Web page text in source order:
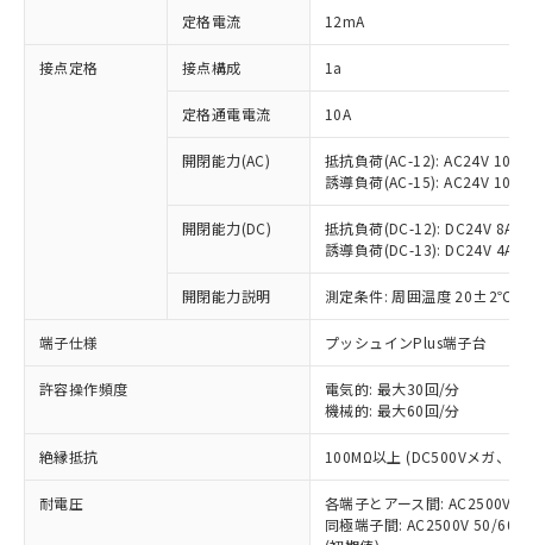
定格電流 12mA
接点定格 接点構成 1a
定格通電電流 10A
開閉能力(AC)
抵抗負荷(AC-12): AC24V 10A/
誘導負荷(AC-15): AC24V
開閉能力(DC)
抵抗負荷(DC-12): DC24V 8A/
誘導負荷(DC-13): DC24V 4A/
開閉能力説明 測定条件: 周囲温度 20±2℃、
端子仕様 プッシュインPlus端子台
許容操作頻度
電気的: 最大30回/分
機械的: 最大60回/分
絶縁抵抗 100MΩ以上 (DC500Vメガ、点
耐電圧
各端子とアース間: AC2500V
同極端子間: AC2500V 50/
ご利用条件
以下の条件をお読みいただき、同意のうえ
本サービスは、当社制御機器事業取扱
商品の当社在庫状況および標準価格
(税抜)を提供させていただくもので
当社制御機器事業取扱商品の中には、
ことをご了承ください。
在庫状況および標準価格照会結果は、
記載している更新日時点での社内デー
タに基づき作成されるものであり、閲
覧された時点での実際の在庫および標
準価格とは異なる場合があることをご
対応済み：EU RoHS指令（10物質）の
非含有に対応した製品が提供可能な商品で
す。
対応予定：EU RoHS指令（10物質）の非含
有に対応した製品に切り替える予定のある
対応予定なし：EU RoHS指令（10物質）の
非含有に非対応の商品で、対応品を出す予
調査・確認中：EU RoHS指令（10物質）の
非含有の対応状況を調査中または確認中の
非該当品：ライセンス料など無形物で、有
害物質有無と関係のない商品です。
仕入先様の事情により、非含有部品として
いたものが、含有品と判明した場合などや
むを得ず変更することがあります。
*EU RoHS指令（10物質）：
鉛(Pb) 1000ppm以下、 水銀(Hg) 1000ppm以下、 カド
六価クロム(Cr(Ⅵ)) 1000ppm以下、ポリ臭化ビフェニル
類(PBB) 1000ppm以下、ポリ臭化ジフェニルエーテル類
「○」：最大均質材料含有率が中国RoHSの
基準値以下であることを示します。
「×」：最大均質材料含有率が中国RoHSの
基準値を超えていることを示します。
「－」：未確認です。当社販売部門へお問
*中国RoHS10物質の基準値 (GB/T26572)：
Pb(鉛) :1000ppm、 Hg(水銀) : 1000ppm、 Cd(カドミウ
Cr(Ⅵ)(六価クロム) : 1000ppm、 PBBs(ポリ臭化ビフェ
当社は、これら貴社製品のうち、外国
為替および外国貿易法に定める商品
または国外への提供する場合は、日本
国政府の輸出許可(または役務取引許
可)を取得するなどの必要な手続きを